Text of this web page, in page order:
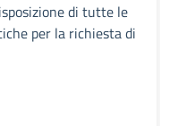
di tutte le
per la richiesta di